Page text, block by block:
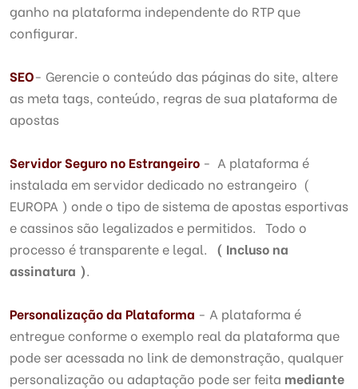
ganho na plataforma independente do RTP que
configurar.
SEO- Gerencie o conteúdo das páginas do site, altere
as meta tags, conteúdo, regras de sua plataforma de
apostas
Servidor Seguro no Estrangeiro - A plataforma é
instalada em servidor dedicado no estrangeiro (
EUROPA ) onde o tipo de sistema de apostas esportivas
e cassinos são legalizados e permitidos. Todo o
processo é transparente e legal. ( Incluso na
assinatura ).
Personalização da Plataforma - A plataforma é
entregue conforme o exemplo real da plataforma que
pode ser acessada no link de demonstração, qualquer
personalização ou adaptação pode ser feita mediante